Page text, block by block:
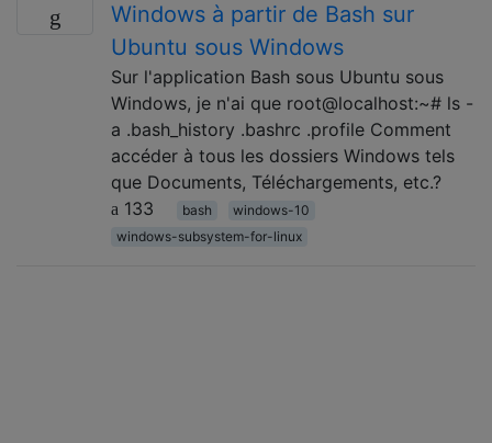
Windows à partir de Bash sur
Ubuntu sous Windows
Sur l'application Bash sous Ubuntu sous
Windows, je n'ai que root@localhost:~# ls -
a .bash_history .bashrc .profile Comment
accéder à tous les dossiers Windows tels
que Documents, Téléchargements, etc.?
133
bash
windows-10
windows-subsystem-for-linux